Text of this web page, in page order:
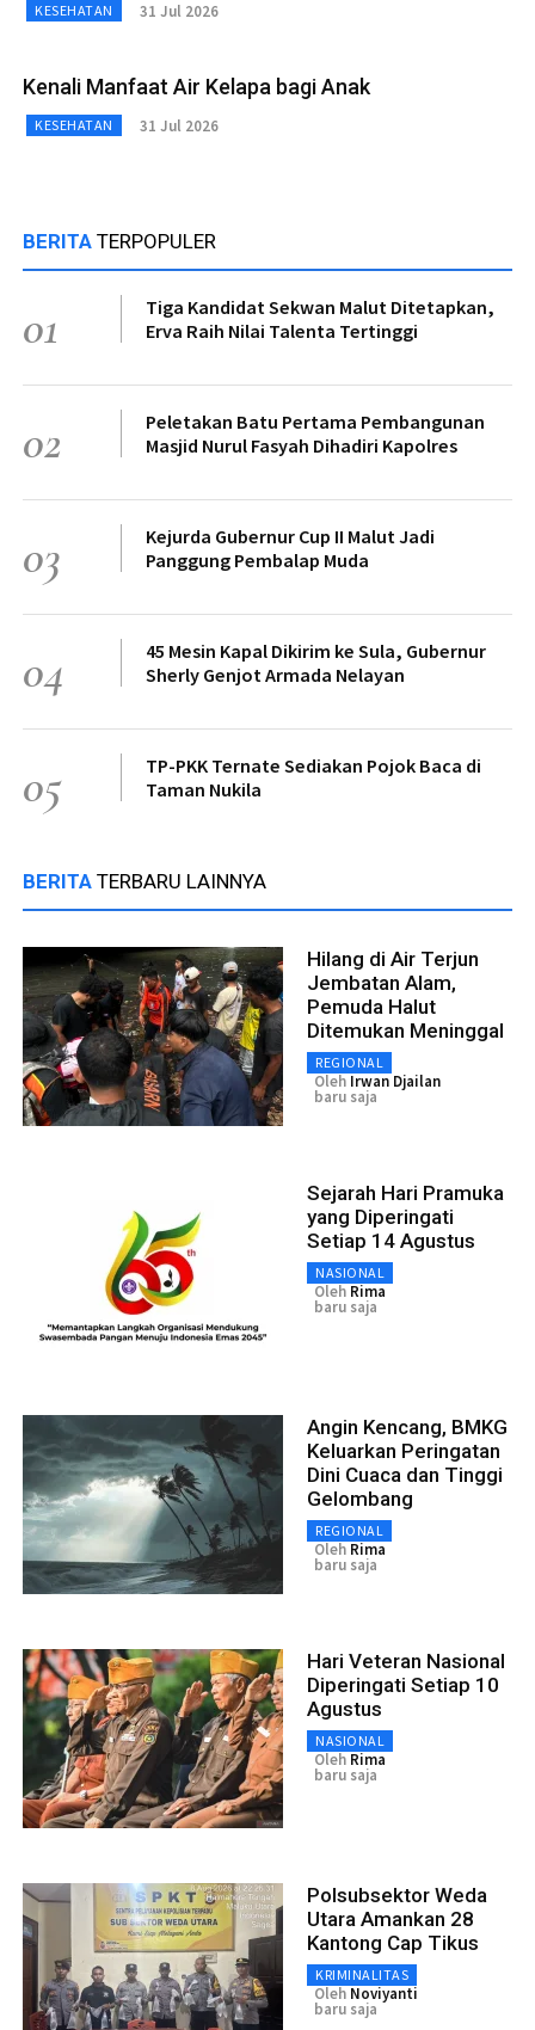
KESEHATAN 31 Jul 2026
Kenali Manfaat Air Kelapa bagi Anak
KESEHATAN 31 Jul 2026
BERITA TERPOPULER
01
Tiga Kandidat Sekwan Malut Ditetapkan,
Erva Raih Nilai Talenta Tertinggi
02
Peletakan Batu Pertama Pembangunan
Masjid Nurul Fasyah Dihadiri Kapolres
03
Kejurda Gubernur Cup II Malut Jadi
Panggung Pembalap Muda
04
45 Mesin Kapal Dikirim ke Sula, Gubernur
Sherly Genjot Armada Nelayan
05
TP-PKK Ternate Sediakan Pojok Baca di
Taman Nukila
BERITA TERBARU LAINNYA
Hilang di Air Terjun
Jembatan Alam,
Pemuda Halut
Ditemukan Meninggal
REGIONAL
Oleh Irwan Djailan
baru saja
Sejarah Hari Pramuka
yang Diperingati
Setiap 14 Agustus
NASIONAL
Oleh Rima
baru saja
Angin Kencang, BMKG
Keluarkan Peringatan
Dini Cuaca dan Tinggi
Gelombang
REGIONAL
Oleh Rima
baru saja
Hari Veteran Nasional
Diperingati Setiap 10
Agustus
NASIONAL
Oleh Rima
baru saja
Polsubsektor Weda
Utara Amankan 28
Kantong Cap Tikus
KRIMINALITAS
Oleh Noviyanti
baru saja